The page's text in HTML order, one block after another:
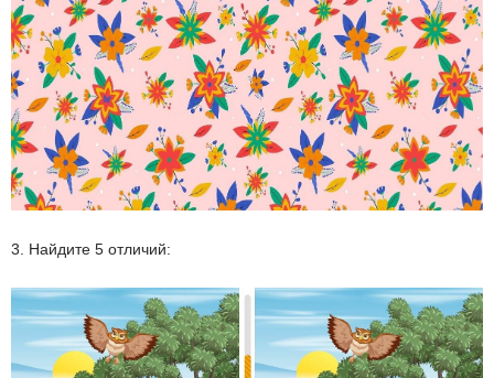
3. Найдите 5 отличий: